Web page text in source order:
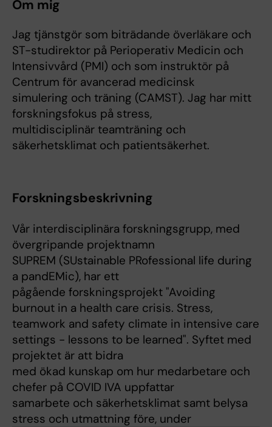
Om mig
Jag tjänstgör som biträdande överläkare och
ST-studirektor på Perioperativ Medicin och
Intensivvård (PMI) och som instruktör på
Centrum för avancerad medicinsk
simulering och träning (CAMST). Jag har mitt
forskningsfokus på stress,
multidisciplinär teamträning och
säkerhetsklimat och patientsäkerhet.
Forskningsbeskrivning
Vår interdisciplinära forskningsgrupp, med
övergripande projektnamn
SUPREM (SUstainable PRofessional life during
a pandEMic), har ett
pågående forskningsprojekt "Avoiding
burnout in a health care crisis. Stress,
teamwork and safety climate in intensive care
settings - lessons to be learned". Syftet med
projektet är att bidra
med ökad kunskap om hur medarbetare och
chefer på COVID IVA uppfattar
samarbete och säkerhetsklimat samt belysa
stress och utmattning före, under